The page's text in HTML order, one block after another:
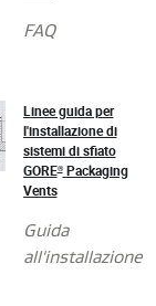
FAQ
Linee guida per
l'installazione di
sistemi di sfiato
GORE®Packaging
Vents
Guida
all'installazione